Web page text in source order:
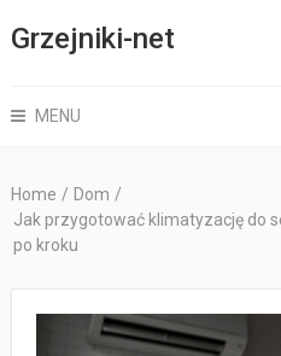
Grzejniki-net
MENU
Home / Dom /
Jak przygotować klimatyzację do
po kroku